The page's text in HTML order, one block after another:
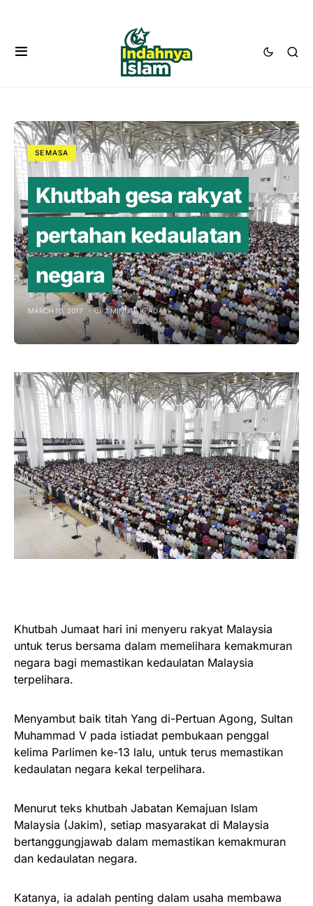
SEMASA
Khutbah gesa rakyat
pertahan kedaulatan
negara
MARCH 10, 2017 2 MINUTE READ
Khutbah Jumaat hari ini menyeru rakyat Malaysia
untuk terus bersama dalam memelihara kemakmuran
negara bagi memastikan kedaulatan Malaysia
terpelihara.
Menyambut baik titah Yang di-Pertuan Agong, Sultan
Muhammad V pada istiadat pembukaan penggal
kelima Parlimen ke-13 lalu, untuk terus memastikan
kedaulatan negara kekal terpelihara.
Menurut teks khutbah Jabatan Kemajuan Islam
Malaysia (Jakim), setiap masyarakat di Malaysia
bertanggungjawab dalam memastikan kemakmuran
dan kedaulatan negara.
Katanya, ia adalah penting dalam usaha membawa